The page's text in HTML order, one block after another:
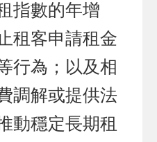
指數的年增
租客申請租金
行為；以及相
調解或提供法
動穩定長期租